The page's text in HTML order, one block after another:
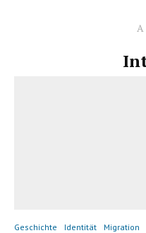
Geschichte Identität Migration